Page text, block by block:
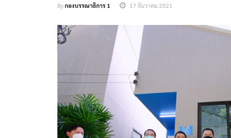
Byกองบรรณาธิการ 1 17 ธันวาคม 2021